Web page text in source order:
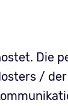
Die
/